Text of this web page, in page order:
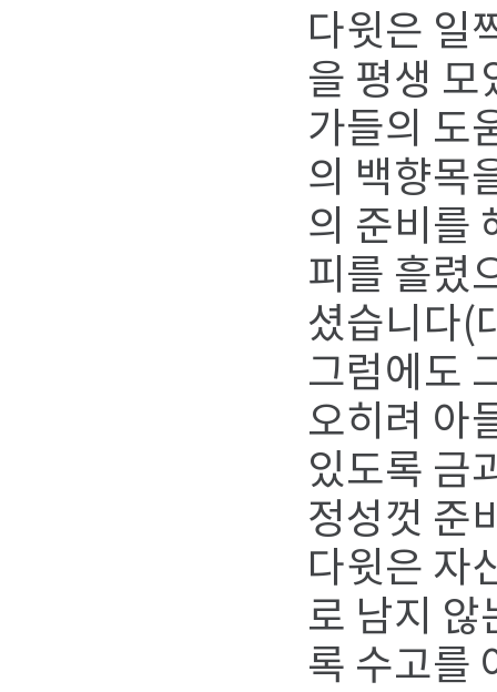
다윗은 일
을 평생 모
가들의 도
의 백향목
의 준비를
피를 흘렸
셨습니다(
그럼에도
오히려 아
있도록 금
정성껏 준
다윗은 자
로 남지 않
록 수고를